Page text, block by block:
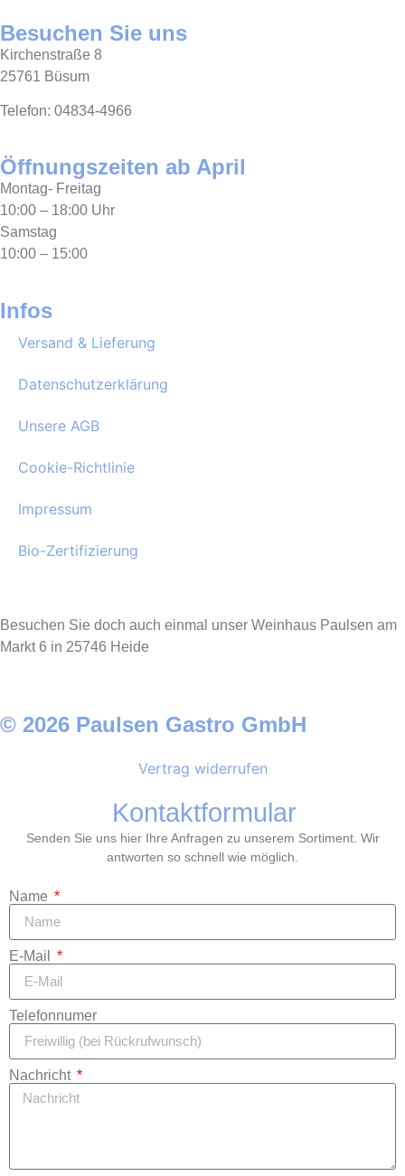
Besuchen Sie uns
Kirchenstraße 8
25761 Büsum
Telefon: 04834-4966
Öffnungszeiten ab April
Montag- Freitag
10:00 – 18:00 Uhr
Samstag
10:00 – 15:00
Infos
Versand & Lieferung
Datenschutzerklärung
Unsere AGB
Cookie-Richtlinie
Impressum
Bio-Zertifizierung
Besuchen Sie doch auch einmal unser Weinhaus Paulsen am
Markt 6 in 25746 Heide
© 2026 Paulsen Gastro GmbH
Vertrag widerrufen
Kontaktformular
Senden Sie uns hier Ihre Anfragen zu unserem Sortiment. Wir
antworten so schnell wie möglich.
Name
E-Mail
Telefonnumer
Nachricht